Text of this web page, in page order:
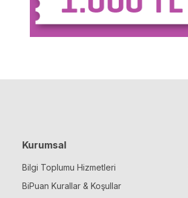
Kurumsal
Bilgi Toplumu Hizmetleri
BiPuan Kurallar & Koşullar